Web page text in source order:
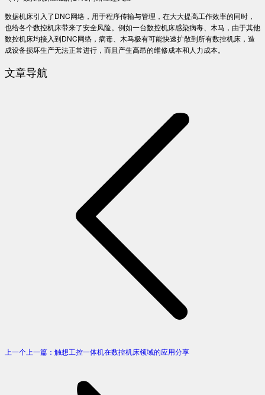
数据机床引入了DNC网络，用于程序传输与管理，在大大提高工作效率的同时，
也给各个数控机床带来了安全风险。例如一台数控机床感染病毒、木马，由于其他
数控机床均接入到DNC网络，病毒、木马极有可能快速扩散到所有数控机床，造
成设备损坏生产无法正常进行，而且产生高昂的维修成本和人力成本。
文章导航
上一个 上一篇： 触想工控一体机在数控机床领域的应用分享